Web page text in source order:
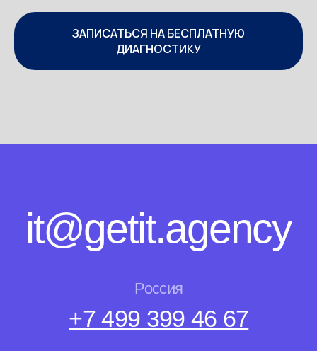
ЗАПИСАТЬСЯ НА БЕСПЛАТНУЮ
ДИАГНОСТИКУ